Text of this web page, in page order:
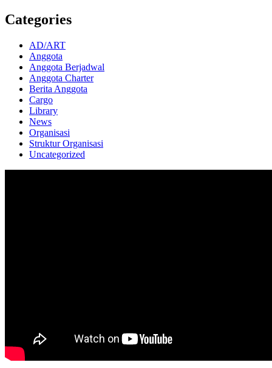
Categories
AD/ART
Anggota
Anggota Berjadwal
Anggota Charter
Berita Anggota
Cargo
Library
News
Organisasi
Struktur Organisasi
Uncategorized